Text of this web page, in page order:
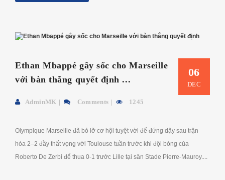
06
DEC
Ethan Mbappé gây sốc cho Marseille
với bàn thắng quyết định ...
AdminMK Comments 1245
Olympique Marseille đã bỏ lỡ cơ hội tuyệt vời để đứng dậy sau trận
hòa 2–2 đầy thất vọng với Toulouse tuần trước khi đội bóng của
Roberto De Zerbi để thua 0-1 trước Lille tại sân Stade Pierre-Mauroy....